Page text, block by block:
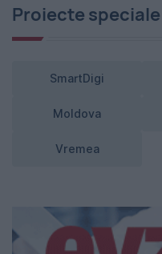
Proiecte speciale
SmartDigi
Moldova
Vremea